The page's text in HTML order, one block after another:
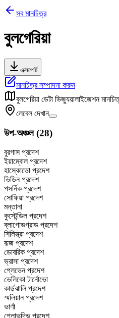
সব মানচিত্র
বুলগেরিয়া
এক্সপোর্ট
মানচিত্র সম্পাদনা করুন
বুলগেরিয়া ডেটা ভিজ্যুয়ালাইজেশন
লেবেল দেখান
উপ-অঞ্চল(28)
বুরগাস প্রদেশ
ইয়াম্বোল প্রদেশ
হাস্কোভো প্রদেশ
ভিডিন প্রদেশ
পসর্নিক প্রদেশ
সোফিয়া প্রদেশ
মন্তানা
কুস্টেন্ডিল প্রদেশ
ব্লাগোভগ্রাড প্রদেশ
সিলিস্ত্রা প্রদেশ
রূজ প্রদেশ
ডোবরিক প্রদেশ
ভ্রাসা প্রদেশ
প্লেভেন প্রদেশ
ভেলিকো টার্নোভো
কার্ডঝালি প্রদেশ
স্মলিয়ান প্রদেশ
ভার্ণা
প্লোভদিভ প্রদেশ